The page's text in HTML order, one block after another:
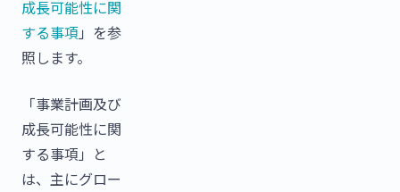
成長可能性に関
する事項 」を参
照します。
「事業計画及び
成長可能性に関
する事項」と
は、主にグロー